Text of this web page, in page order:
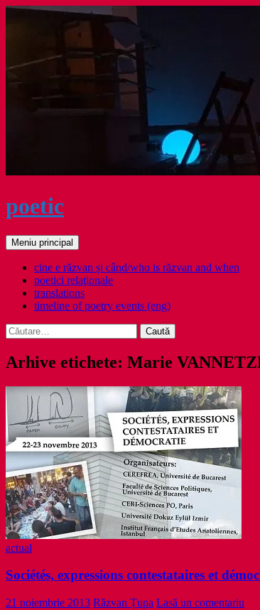
Sari
poetic
Caută
Meniu principal
cine e răzvan și când/who is răzvan and when
poetici relaţionale
translations
timeline of poetry events (eng)
Caută
după:
Arhive etichete: Marie
actual
Sociétés, expressions contestataires et
21 noiembrie 2013 Răzvan Țupa Lasă un comentariu